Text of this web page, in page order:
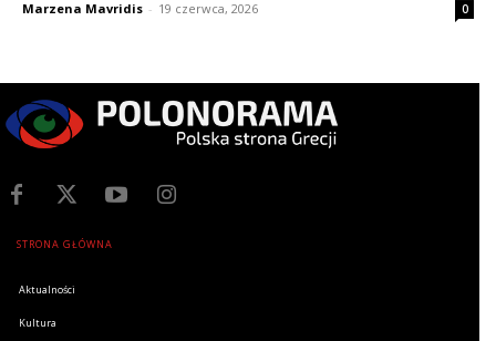
Marzena Mavridis - 19 czerwca, 2026 0
STRONA GŁÓWNA
Aktualności
Kultura